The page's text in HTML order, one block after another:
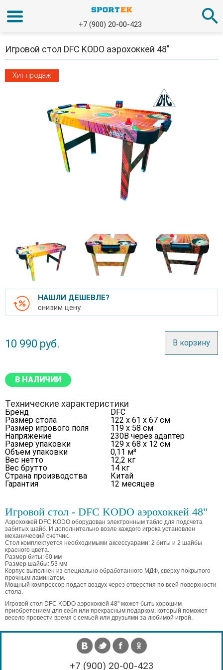
+7 (900) 20-00-423
Игровой стол DFC KODO аэрохоккей 48"
Хит продаж
НАШЛИ ДЕШЕВЛЕ?
снизим цену
10 990 руб. В корзину
В НАЛИЧИИ
Технические характеристики
Бренд
DFC
Размер стола
122 х 61 х 67 см
Размер игрового поля
119 х 58 см
Напряжение
230В через адаптер
Размер упаковки
129 х 68 х 12 см
Объем упаковки
0,11 м³
Вес нетто
12,2 кг
Вес брутто
14 кг
Страна производства
Китай
Гарантия
12 месяцев
Игровой стол - DFC KODO аэрохоккей 48"
Аэрохоккей DFC KODO оборудован электронным табло для подсчета
забитых шайб. И дополнительно возле каждого игрока установлен
механический счетчик.
Стол комплектуется необходимыми аксессуарами: 2 биты и 2 шайбы
красного цвета.
Размер биты: 60 мм
Размер шайбы: 53 мм
Корпус выполнен из специально обработанного МДФ, сверху покрытого
прочным ламинатом.
Мощный компрессор подает воздух через отверстия по всей поверхности
стола.
Игровой стол DFC KODO аэрохоккей 48" может быть хорошим
приобретением для себя или прекрасным подарком, который поможет
весело провести время с семьей или друзьями за любимой игрой.
+7 (900) 20-00-423